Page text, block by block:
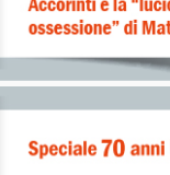
giù gas'